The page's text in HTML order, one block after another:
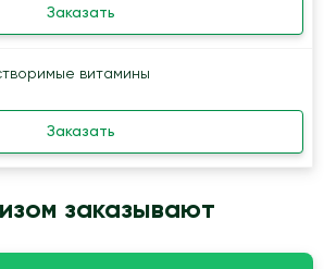
Заказать
витамины
Заказать
заказывают